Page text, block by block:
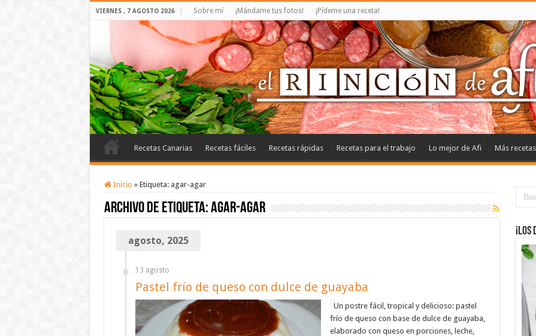
VIERNES , 7 AGOSTO 2026 Sobre mí ¡Mándame tus fotos! ¡Pídeme una receta!
Recetas Canarias Recetas fáciles Recetas rápidas Recetas para el trabajo Lo mejor de Afi Más recetas
Inicio » Etiqueta: agar-agar
Archivo de etiqueta:agar-agar
agosto, 2025
13 agosto
Pastel frío de queso con dulce de guayaba
Un postre fácil, tropical y delicioso: pastel
frío de queso con base de dulce de guayaba,
elaborado con queso en porciones, leche,
¡Los